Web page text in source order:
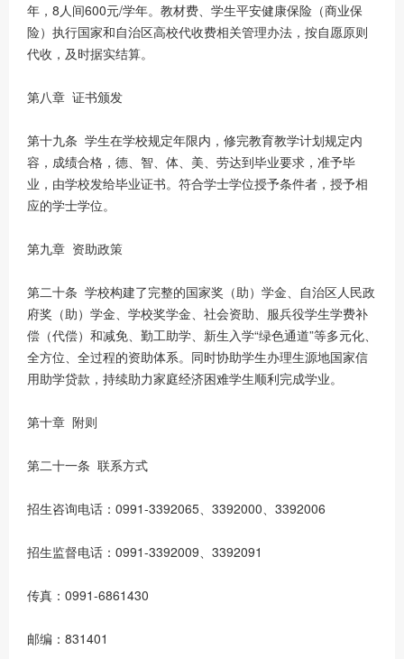
年，8人间600元/学年。教材费、学生平安健康保险（商业保
险）执行国家和自治区高校代收费相关管理办法，按自愿原则
代收，及时据实结算。
第八章 证书颁发
第十九条 学生在学校规定年限内，修完教育教学计划规定内
容，成绩合格，德、智、体、美、劳达到毕业要求，准予毕
业，由学校发给毕业证书。符合学士学位授予条件者，授予相
应的学士学位。
第九章 资助政策
第二十条 学校构建了完整的国家奖（助）学金、自治区人民政
府奖（助）学金、学校奖学金、社会资助、服兵役学生学费补
偿（代偿）和减免、勤工助学、新生入学“绿色通道”等多元化、
全方位、全过程的资助体系。同时协助学生办理生源地国家信
用助学贷款，持续助力家庭经济困难学生顺利完成学业。
第十章 附则
第二十一条 联系方式
招生咨询电话：0991-3392065、3392000、3392006
招生监督电话：0991-3392009、3392091
传真：0991-6861430
邮编：831401